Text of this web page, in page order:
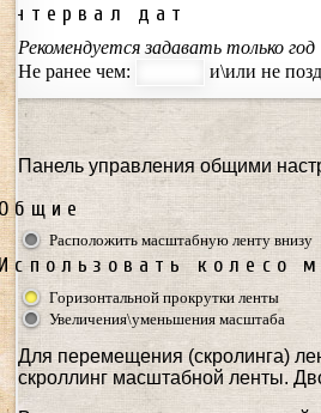
дат
Рекомендуется задавать только год
Не ранее чем:
и\или не
Панель управления общими
Расположить масштабную ленту внизу
колесо
Горизонтальной прокрутки ленты
Увеличения\уменьшения масштаба
Для перемещения (скролинга)
скроллинг масштабной ленты.